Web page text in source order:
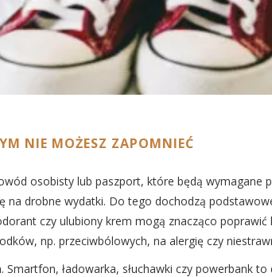
NIE MOŻESZ ZAPOMNIEĆ
osobisty lub paszport, które będą wymagane
na drobne wydatki. Do tego dochodzą
czy ulubiony krem mogą znacząco
np. przeciwbólowych, na alergię czy
ładowarka, słuchawki czy powerbank